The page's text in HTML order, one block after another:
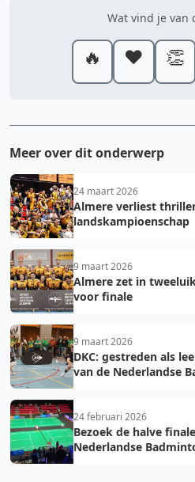
Wat vind je van
🔥 ❤️ 👏
Meer over dit onderwerp
24 maart 2026
Almere verliest
landskampioenschap
9 maart 2026
Almere zet in
voor finale
9 maart 2026
DKC: gestreden als
van de Nederlandse
24 februari 2026
Bezoek de halve
Nederlandse